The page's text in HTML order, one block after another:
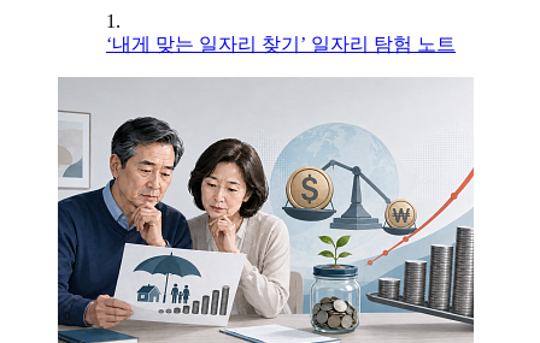
1.
‘내게 맞는 일자리 찾기’ 일자리 탐험 노트